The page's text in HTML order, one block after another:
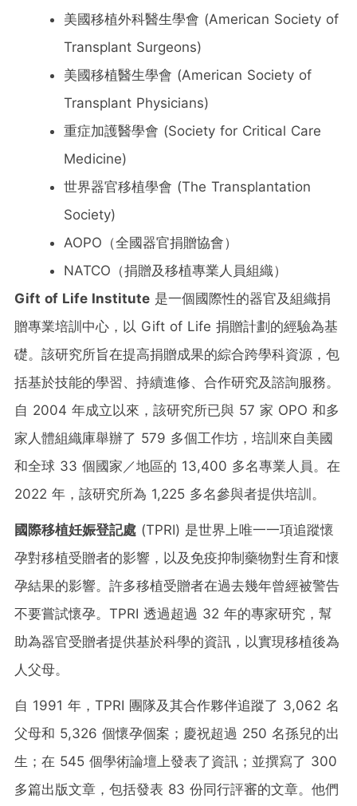
美國移植外科醫生學會 (American Society of
Transplant Surgeons)
美國移植醫生學會 (American Society of
Transplant Physicians)
重症加護醫學會 (Society for Critical Care
Medicine)
世界器官移植學會 (The Transplantation
Society)
AOPO（全國器官捐贈協會）
NATCO（捐贈及移植專業人員組織）
Gift of Life Institute 是一個國際性的器官及組織捐
贈專業培訓中心，以 Gift of Life 捐贈計劃的經驗為基
礎。該研究所旨在提高捐贈成果的綜合跨學科資源，包
括基於技能的學習、持續進修、合作研究及諮詢服務。
自 2004 年成立以來，該研究所已與 57 家 OPO 和多
家人體組織庫舉辦了 579 多個工作坊，培訓來自美國
和全球 33 個國家／地區的 13,400 多名專業人員。在
2022 年，該研究所為 1,225 多名參與者提供培訓。
國際移植妊娠登記處 (TPRI) 是世界上唯一一項追蹤懷
孕對移植受贈者的影響，以及免疫抑制藥物對生育和懷
孕結果的影響。許多移植受贈者在過去幾年曾經被警告
不要嘗試懷孕。TPRI 透過超過 32 年的專家研究，幫
助為器官受贈者提供基於科學的資訊，以實現移植後為
人父母。
自 1991 年，TPRI 團隊及其合作夥伴追蹤了 3,062 名
父母和 5,326 個懷孕個案；慶祝超過 250 名孫兒的出
生；在 545 個學術論壇上發表了資訊；並撰寫了 300
多篇出版文章，包括發表 83 份同行評審的文章。他們